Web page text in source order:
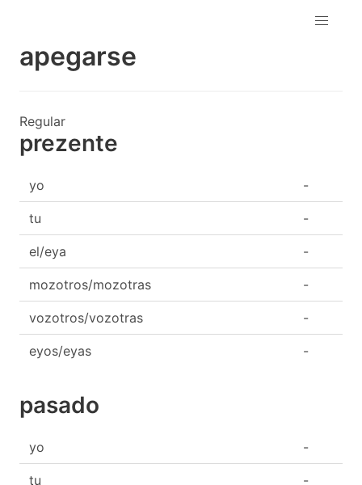
apegarse
Regular
prezente
yo -
tu -
el/eya -
mozotros/mozotras -
vozotros/vozotras -
eyos/eyas -
pasado
yo -
tu -